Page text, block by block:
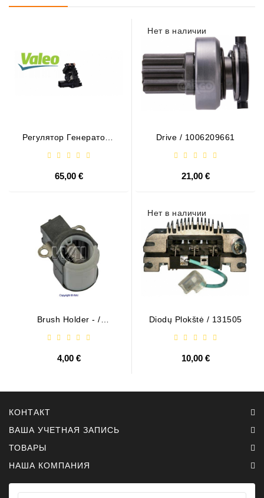
Регулятор Генератора
65,00 €
Brush Holder - /
4,00 €
Нет в наличии
Drive / 1006209661
21,00 €
Нет в наличии
Diodų Plokštė / 131505
10,00 €
КОНТАКТ
ВАША УЧЕТНАЯ ЗАПИСЬ
ТОВАРЫ
НАША КОМПАНИЯ